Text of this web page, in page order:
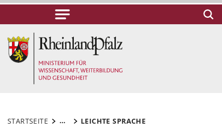
STARTSEITE ... LEICHTE SPRACHE